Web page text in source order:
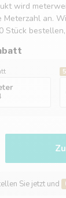
wird
Meterzahl an.
Stück
Sie jetzt und